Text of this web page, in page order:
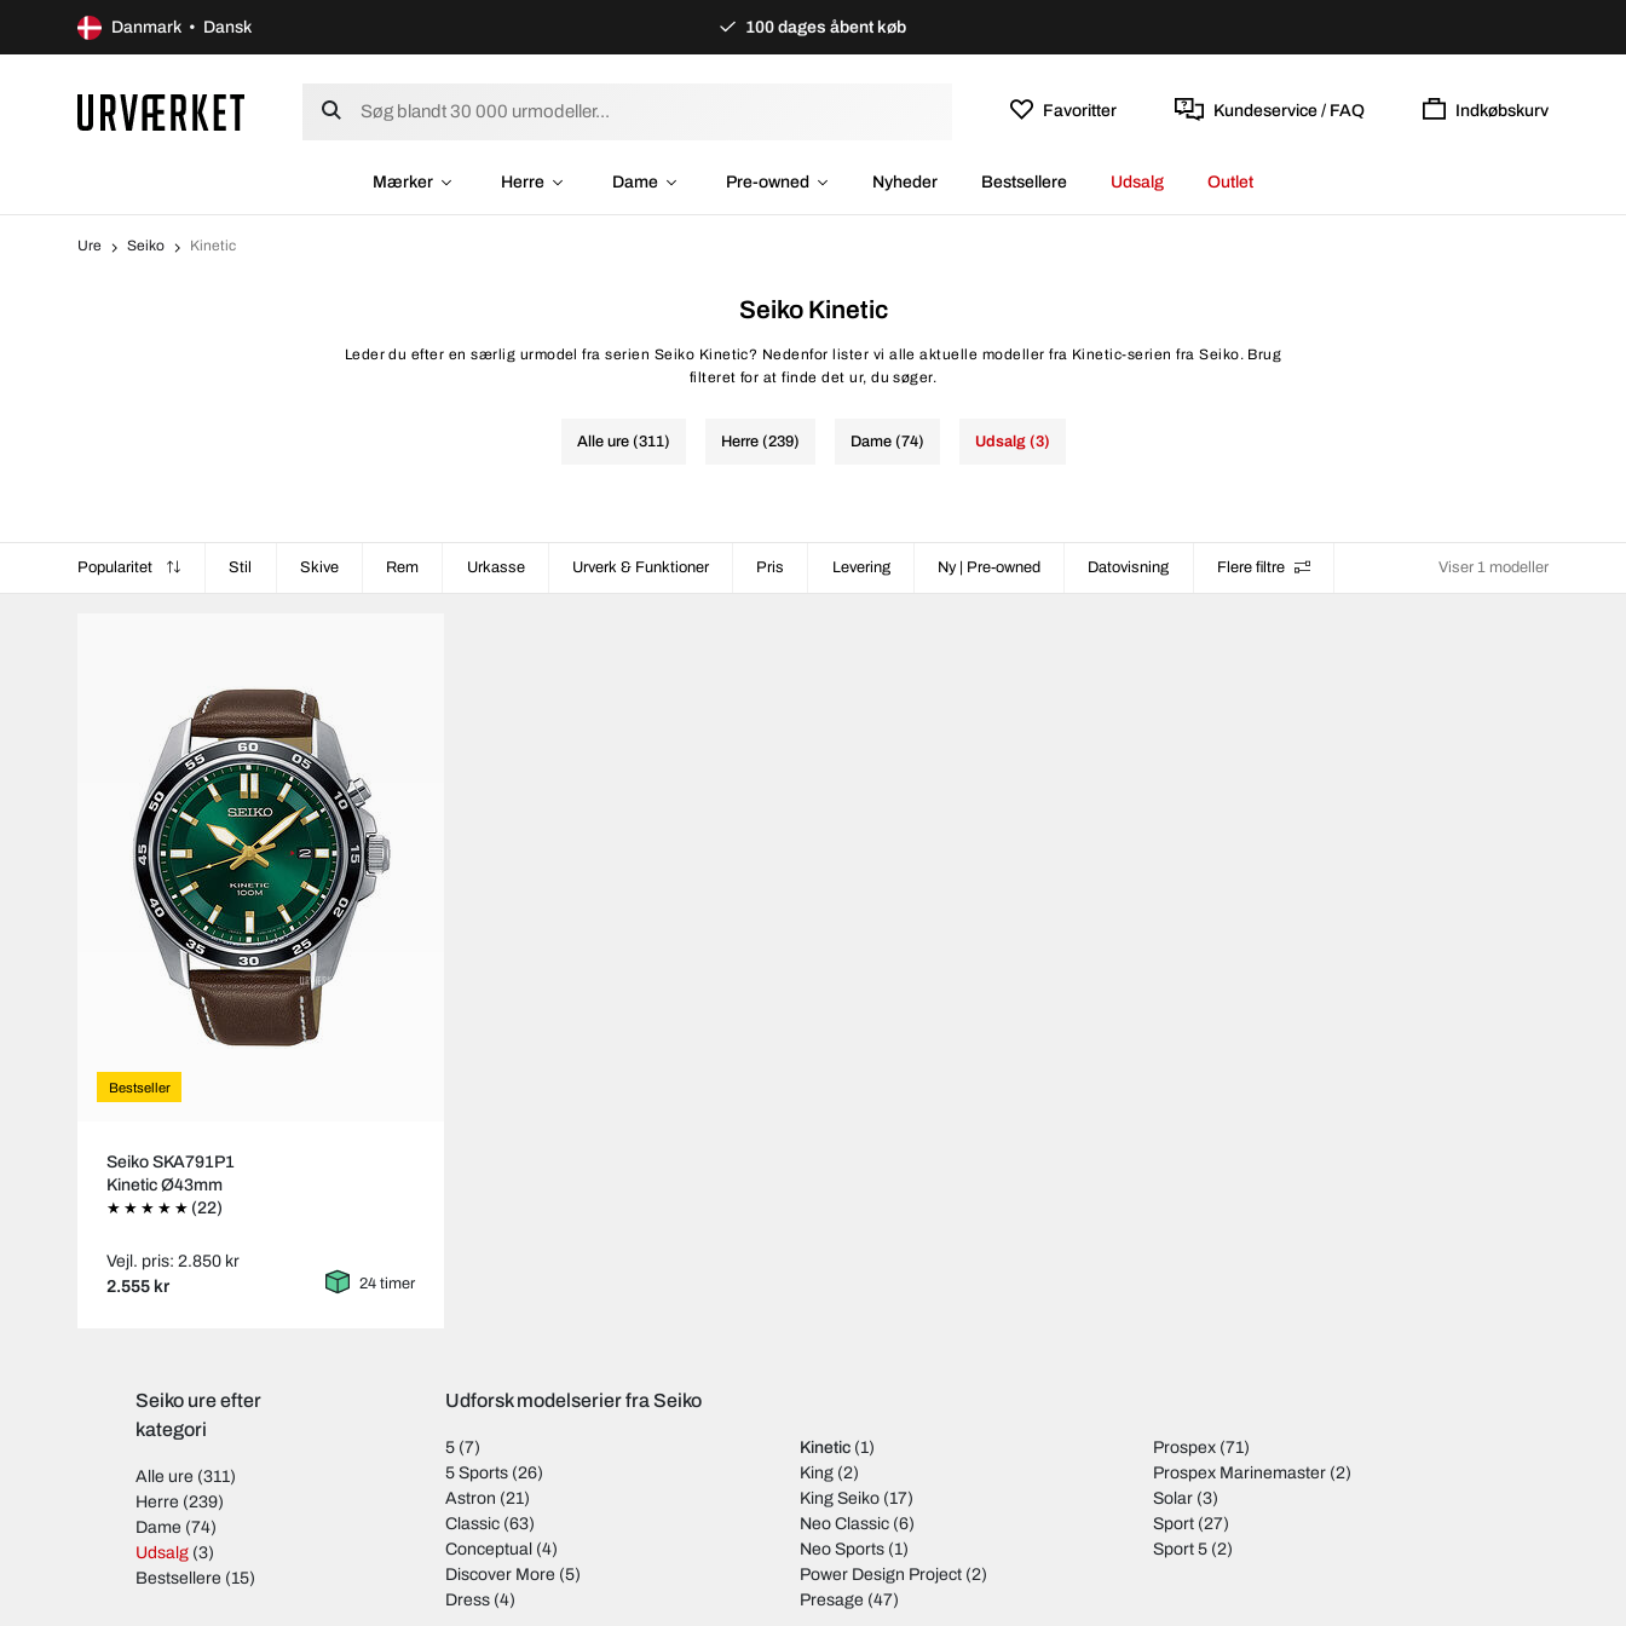
Danmark • Dansk 100 dages åbent køb
Favoritter Kundeservice / FAQ Indkøbskurv
Mærker Herre Dame Pre-owned Nyheder Bestsellere Udsalg Outlet
Ure Seiko Kinetic
Seiko Kinetic
Leder du efter en særlig urmodel fra serien Seiko Kinetic? Nedenfor lister vi alle aktuelle modeller fra Kinetic-serien fra Seiko. Brug
filteret for at finde det ur, du søger.
Alle ure (311) Herre (239) Dame (74) Udsalg (3)
Popularitet Stil Skive Rem Urkasse Urverk & Funktioner Pris Levering Ny | Pre-owned Datovisning Flere filtre Viser 1 modeller
Bestseller
Seiko SKA791P1
Kinetic Ø43mm
(22)
Vejl. pris: 2.850 kr
2.555 kr 24 timer
Seiko ure efter
kategori
Alle ure (311)
Herre (239)
Dame (74)
Udsalg (3)
Bestsellere (15)
Udforsk modelserier fra Seiko
5 (7)
5 Sports (26)
Astron (21)
Classic (63)
Conceptual (4)
Discover More (5)
Dress (4)
Kinetic(1)
King(2)
King Seiko(17)
Neo Classic(6)
Neo Sports(1)
Power Design Project(2)
Presage (47)
Prospex (71)
Prospex Marinemaster (2)
Solar (3)
Sport (27)
Sport 5 (2)